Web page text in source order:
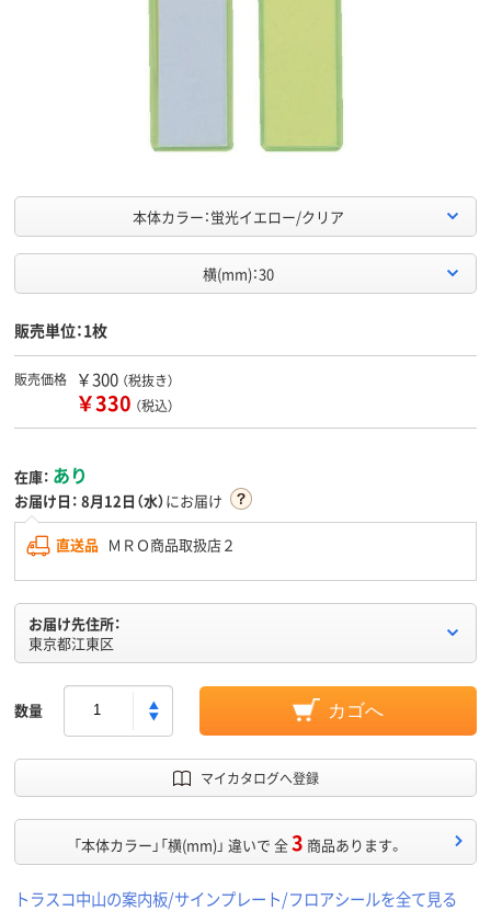
本体カラー：蛍光イエロー/クリア
横(mm)：30
販売単位：1枚
販売価格 ￥300 （税抜き）
￥330 （税込）
在庫： あり
お届け日： 8月12日（水）にお届け
直送品 ＭＲＯ商品取扱店２
お届け先住所：
東京都江東区
数量 カゴへ
マイカタログへ登録
「本体カラー」「横(mm)」 違いで 全3 商品あります。
トラスコ中山の案内板/サインプレート/フロアシールを全て見る